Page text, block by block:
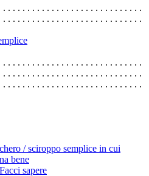
. . . . . . . . . . . . . . . . . . . . . . . . . . . .
. . . . . . . . . . . . . . . . . . . . . . . . . . . .
. . . . . . . . . . . . . . . . . . . . . . . . . . . .
. . . . . . . . . . . . . . . . . . . . . . . . . . . .
. . . . . . . . . . . . . . . . . . . . . . . . . . . .
/ sciroppo semplice in cui
bene
Facci sapere